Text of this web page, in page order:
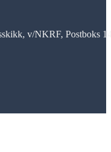
v/NKRF, Postboks